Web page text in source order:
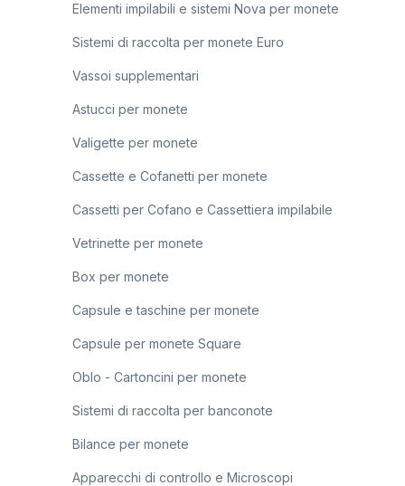
Elementi impilabili e sistemi Nova per monete
Sistemi di raccolta per monete Euro
Vassoi supplementari
Astucci per monete
Valigette per monete
Cassette e Cofanetti per monete
Cassetti per Cofano e Cassettiera impilabile
Vetrinette per monete
Box per monete
Capsule e taschine per monete
Capsule per monete Square
Oblo - Cartoncini per monete
Sistemi di raccolta per banconote
Bilance per monete
Apparecchi di controllo e Microscopi